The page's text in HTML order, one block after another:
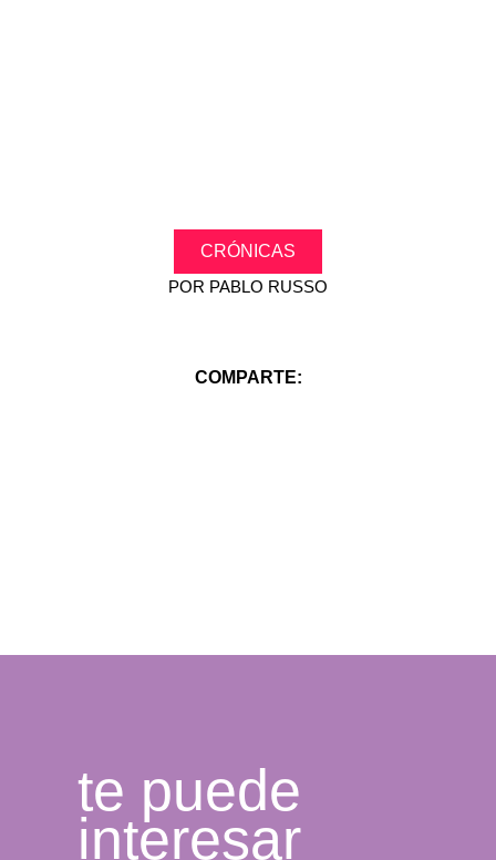
CRÓNICAS
POR PABLO RUSSO
COMPARTE:
te puede
interesar